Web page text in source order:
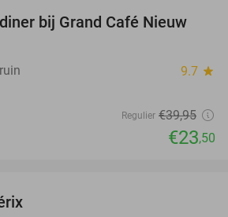
41%
bij Grand Café Nieuw
9.7 star
Regulier €39,95
€23,50